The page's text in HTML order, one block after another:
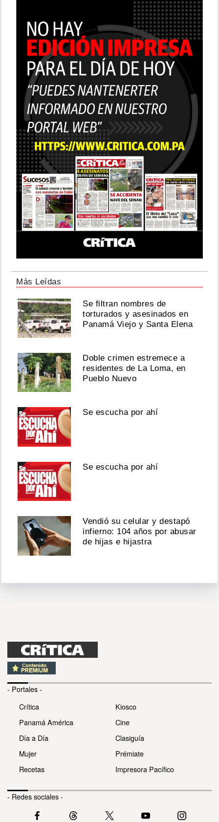
Más Leídas
Se filtran nombres de
torturados y asesinados en
Panamá Viejo y Santa Elena
Doble crimen estremece a
residentes de La Loma, en
Pueblo Nuevo
Se escucha por ahí
Se escucha por ahí
Vendió su celular y destapó
infierno: 104 años por abusar
de hijas e hijastra
- Portales -
Crítica
Panamá América
Día a Día
Mujer
Recetas
Kiosco
Cine
Clasiguía
Prémiate
Impresora Pacífico
- Redes sociales -